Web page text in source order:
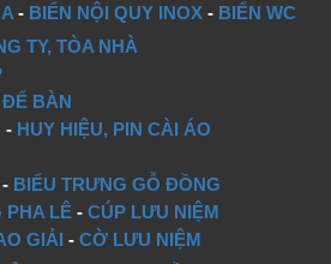
- BIỂN NỘI QUY INOX - BIỂN WC
TY, TÒA NHÀ
ĐỂ BÀN
- HUY HIỆU, PIN CÀI ÁO
- BIỂU TRƯNG GỖ ĐỒNG
PHA LÊ - CÚP LƯU NIỆM
GIẢI - CỜ LƯU NIỆM